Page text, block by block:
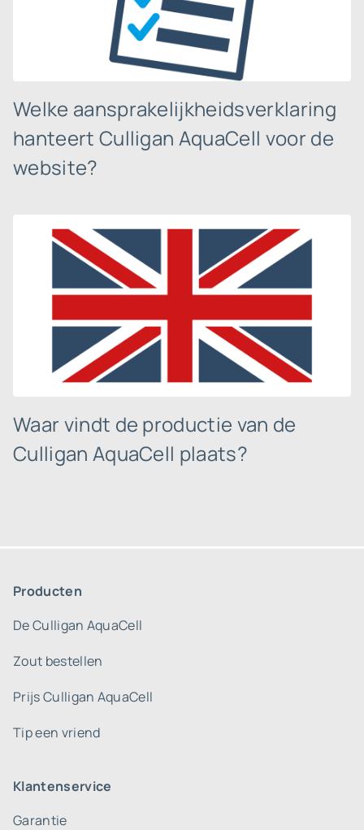
Welke aansprakelijkheidsverklaring
hanteert Culligan AquaCell voor de
website?
Waar vindt de productie van de
Culligan AquaCell plaats?
Producten
De Culligan AquaCell
Zout bestellen
Prijs Culligan AquaCell
Tip een vriend
Klantenservice
Garantie